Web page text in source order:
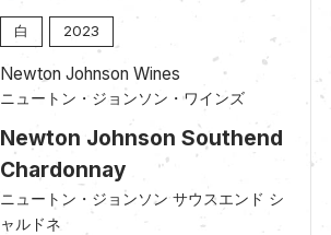
白 2023
Newton Johnson Wines
ニュートン・ジョンソン・ワインズ
Newton Johnson Southend
Chardonnay
ニュートン・ジョンソン サウスエンド シ
ャルドネ